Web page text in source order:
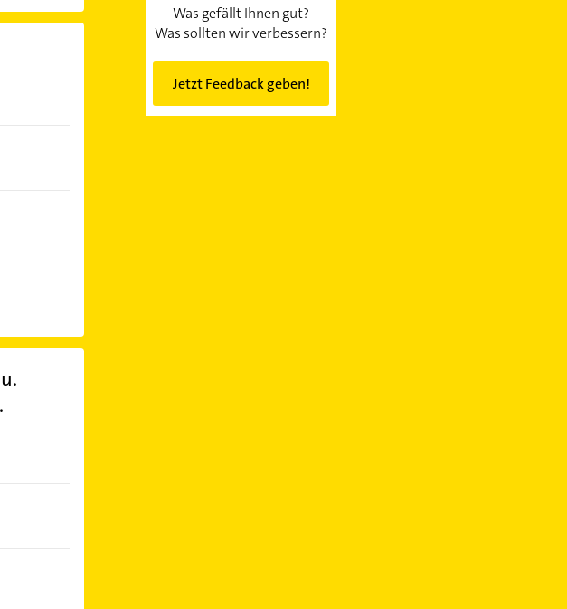
Was gefällt Ihnen gut?
Was sollten wir verbessern?
Jetzt Feedback geben!